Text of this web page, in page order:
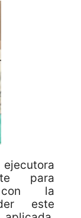
para
con la
este